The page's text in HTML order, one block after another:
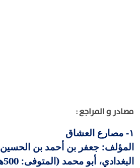
مصادر و المراجع :
١-
مصارع العشاق
المؤلف: جعفر بن أحمد بن الحسين
البغدادي، أبو محمد (المتوفى: 500هـ)